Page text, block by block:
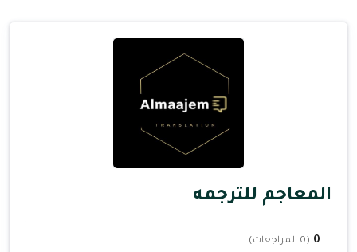
المعاجم للترجمه
0 (0 المراجعات)